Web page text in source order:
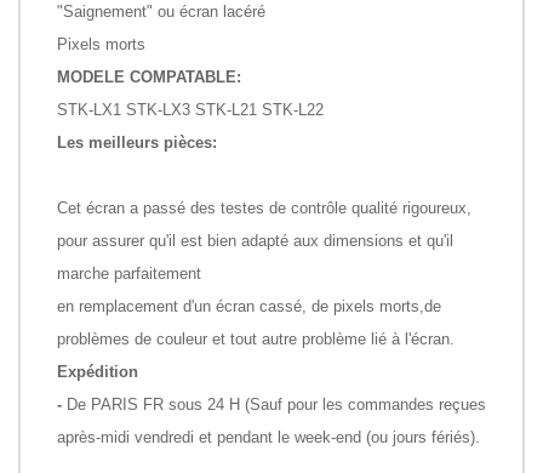
"Saignement" ou écran lacéré
Pixels morts
MODELE COMPATABLE:
STK-LX1 STK-LX3 STK-L21 STK-L22
Les meilleurs pièces:
Cet écran a passé des testes de contrôle qualité rigoureux,
pour assurer qu'il est bien adapté aux dimensions et qu'il
marche parfaitement
en remplacement d'un écran cassé, de pixels morts,de
problèmes de couleur et tout autre problème lié à l'écran.
Expédition
- De PARIS FR sous 24 H (Sauf pour les commandes reçues
après-midi vendredi et pendant le week-end (ou jours fériés).